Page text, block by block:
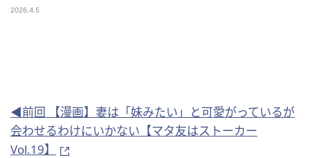
2026.4.5
◀前回 【漫画】妻は「妹みたい」と可愛がっているが
会わせるわけにいかない【マタ友はストーカー
Vol.19】